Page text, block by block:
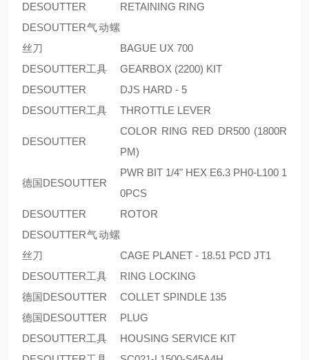
DESOUTTER
RETAINING RING
DESOUTTER气动螺
丝刀
BAGUE UX 700
DESOUTTER工具
GEARBOX (2200) KIT
DESOUTTER
DJS HARD - 5
DESOUTTER工具
THROTTLE LEVER
DESOUTTER
COLOR RING RED DR500 (1800R
PM)
德国DESOUTTER
PWR BIT 1/4" HEX E6.3 PH0-L100 1
0PCS
DESOUTTER
ROTOR
DESOUTTER气动螺
丝刀
CAGE PLANET - 18.51 PCD JT1
DESOUTTER工具
RING LOCKING
德国DESOUTTER
COLLET SPINDLE 135
德国DESOUTTER
PLUG
DESOUTTER工具
HOUSING SERVICE KIT